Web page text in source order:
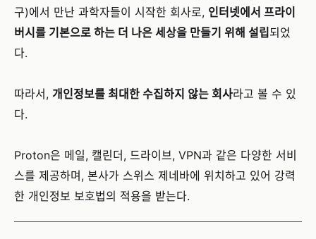
구)에서 만난 과학자들이 시작한 회사로, 인터넷에서 프라이
버시를 기본으로 하는 더 나은 세상을 만들기 위해 설립되었
다.
따라서, 개인정보를 최대한 수집하지 않는 회사라고 볼 수 있
다.
Proton은 메일, 캘린더, 드라이브, VPN과 같은 다양한 서비
스를 제공하며, 본사가 스위스 제네바에 위치하고 있어 강력
한 개인정보 보호법의 적용을 받는다.